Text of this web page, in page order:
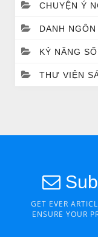
CHUYỆN Ý NGHĨA
ĐÊM NOEL ĐẸP
CHUYỆN Ý
DANH NGÔN
KỶ NĂNG
THƯ VIỆN
GET EVER
ENSURE YOUR